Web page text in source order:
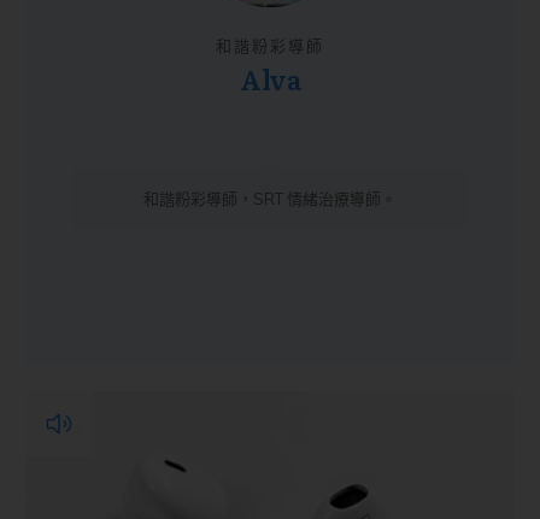
和諧粉彩導師
Alva
和諧粉彩導師，SRT 情緒治療導師。